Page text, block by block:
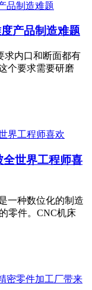
产品制造难题
求内口和断面都有
个要求需要研磨
世界工程师喜
一种数位化的制造
零件。CNC机床